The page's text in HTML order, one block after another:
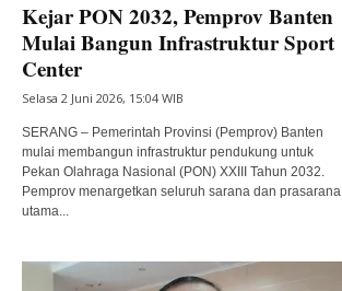
Kejar PON 2032, Pemprov Banten
Mulai Bangun Infrastruktur Sport
Center
Selasa 2 Juni 2026, 15:04 WIB
SERANG – Pemerintah Provinsi (Pemprov) Banten
mulai membangun infrastruktur pendukung untuk
Pekan Olahraga Nasional (PON) XXIII Tahun 2032.
Pemprov menargetkan seluruh sarana dan prasarana
utama...